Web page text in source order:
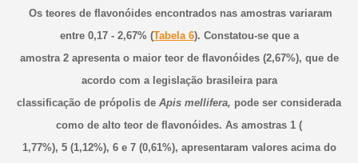
Os teores de flavonóides encontrados nas amostras variaram
entre 0,17 - 2,67% (Tabela 6). Constatou-se que a
amostra 2 apresenta o maior teor de flavonóides (2,67%), que de
acordo com a legislação brasileira para
classificação de própolis de Apis mellifera, pode ser considerada
como de alto teor de flavonóides. As amostras 1 (
1,77%), 5 (1,12%), 6 e 7 (0,61%), apresentaram valores acima do